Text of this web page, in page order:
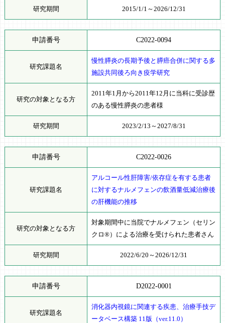
研究期間 2015/1/1～2026/12/31
申請番号 C2022-0094
研究課題名
慢性膵炎の長期予後と膵癌合併に関する多
施設共同後ろ向き疫学研究
研究の対象となる方
2011年1月から2011年12月に当科に受診歴
のある慢性膵炎の患者様
研究期間 2023/2/13～2027/8/31
申請番号 C2022-0026
研究課題名
アルコール性肝障害/依存症を有する患者
に対するナルメフェンの飲酒量低減治療後
の肝機能の推移
研究の対象となる方
対象期間中に当院でナルメフェン（セリン
クロ®）による治療を受けられた患者さん
研究期間 2022/6/20～2026/12/31
申請番号 D2022-0001
研究課題名
消化器内視鏡に関連する疾患、治療手技デ
ータベース構築 11版（ver.11.0）